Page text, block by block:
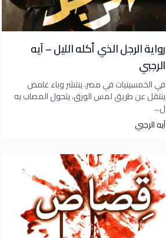
رواية الرجل الذي أكله الليل – آيه
الرجبي
في الخمسينيات في مصر، ينتشر وباء غامض
ينتقل عن طريق لمس الورق، يتحول المصاب به
ل...
آيه الرجبي